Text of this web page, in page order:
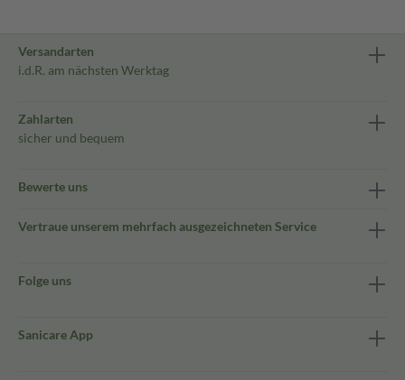
Versandarten
i.d.R. am nächsten Werktag
Zahlarten
sicher und bequem
Bewerte uns
Vertraue unserem mehrfach ausgezeichneten Service
Folge uns
Sanicare App